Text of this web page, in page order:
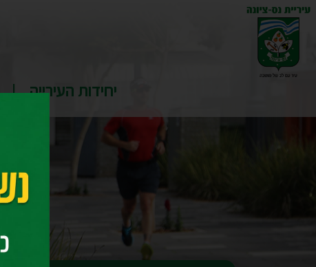
יחידות העירייה